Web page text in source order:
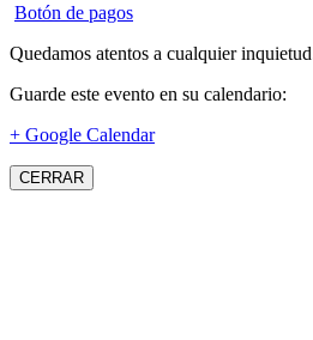
Botón de pagos
Quedamos atentos a cualquier
Guarde este evento en su calendario:
+ Google Calendar
CERRAR